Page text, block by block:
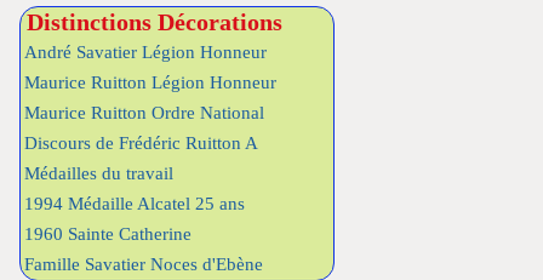
Distinctions Décorations
André Savatier Légion Honneur
Maurice Ruitton Légion Honneur
Maurice Ruitton Ordre National
Discours de Frédéric Ruitton A
Médailles du travail
1994 Médaille Alcatel 25 ans
1960 Sainte Catherine
Famille Savatier Noces d'Ebène